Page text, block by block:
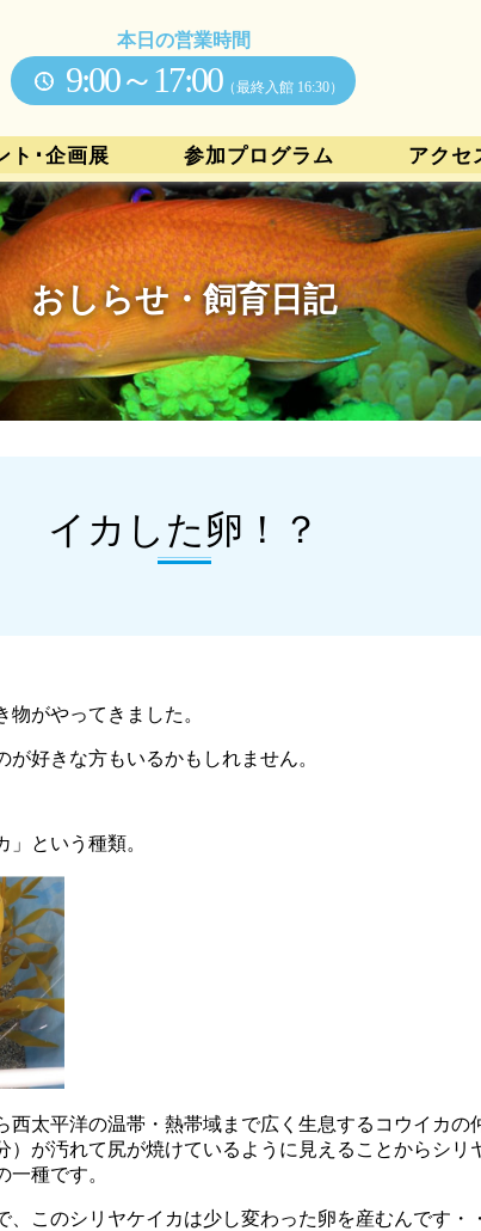
本日の営業時間
9:00～17:00（最終入館 16:30）
ト･企画展 参加プログラム アクセ
おしらせ・飼育日記
イカした卵！？
がやってきました。
好きな方もいるかもしれません。
という種類。
西太平洋の温帯・熱帯域まで広く生息するコウイカの
）が汚れて尻が焼けているように見えることからシリ
種です。
このシリヤケイカは少し変わった卵を産むんです・